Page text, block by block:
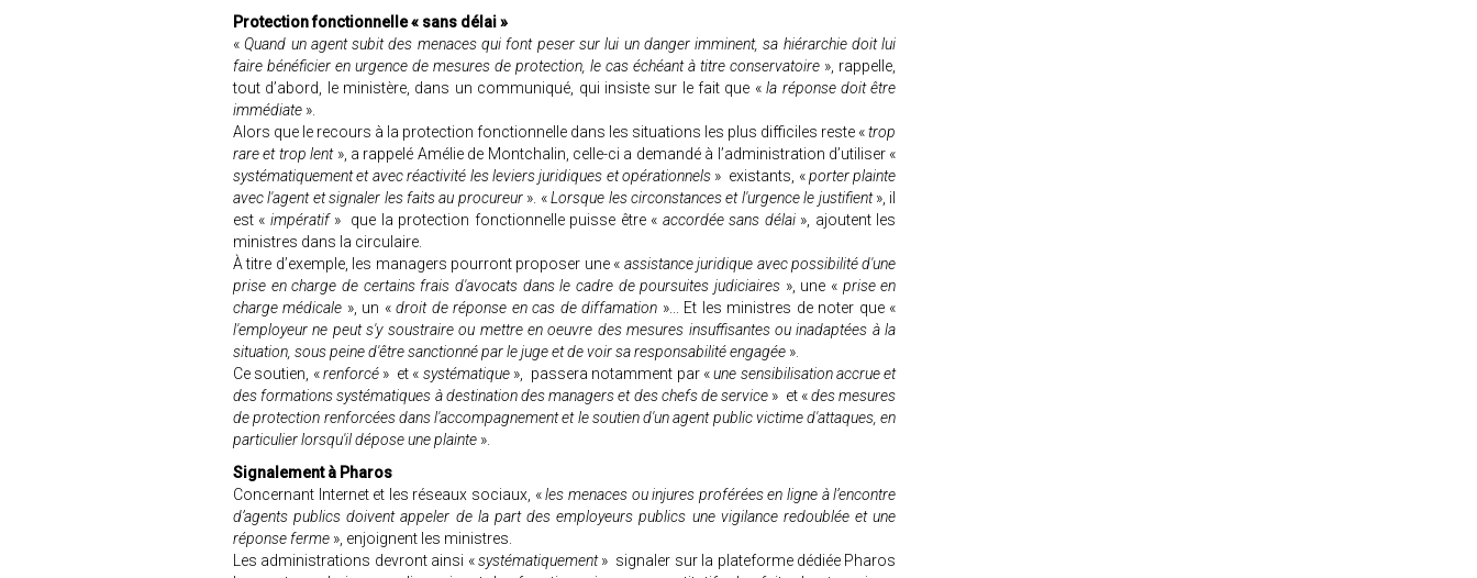
Protection fonctionnelle « sans délai »
« Quand un agent subit des menaces qui font peser sur lui un danger imminent, sa hiérarchie doit lui
faire bénéficier en urgence de mesures de protection, le cas échéant à titre conservatoire », rappelle,
tout d’abord, le ministère, dans un communiqué, qui insiste sur le fait que «la réponse doit être
immédiate ».
Alors que le recours à la protection fonctionnelle dans les situations les plus difficiles reste «trop
rare et trop lent», a rappelé Amélie de Montchalin, celle-ci a demandé à l’administration d’utiliser «
systématiquement et avec réactivité les leviers juridiques et opérationnels » existants, «porter plainte
avec l'agent et signaler les faits au procureur». «Lorsque les circonstances et l'urgence le justifient», il
est « impératif» que la protection fonctionnelle puisse être « accordée sans délai », ajoutent les
ministres dans la circulaire.
À titre d’exemple, les managers pourront proposer une « assistance juridique avec possibilité d'une
prise en charge de certains frais d'avocats dans le cadre de poursuites judiciaires », une « prise en
charge médicale », un «droit de réponse en cas de diffamation »... Et les ministres de noter que «
l'employeur ne peut s'y soustraire ou mettre en oeuvre des mesures insuffisantes ou inadaptées à la
situation, sous peine d'être sanctionné par le juge et de voir sa responsabilité engagée ».
Ce soutien, «renforcé » et « systématique», passera notamment par «une sensibilisation accrue et
des formations systématiques à destination des managers et des chefs de service » et «des mesures
de protection renforcées dans l'accompagnement et le soutien d'un agent public victime d'attaques, en
particulier lorsqu'il dépose une plainte ».
Signalement à Pharos
Concernant Internet et les réseaux sociaux, «les menaces ou injures proférées en ligne à l’encontre
d’agents publics doivent appeler de la part des employeurs publics une vigilance redoublée et une
réponse ferme », enjoignent les ministres.
Les administrations devront ainsi «systématiquement» signaler sur la plateforme dédiée Pharos